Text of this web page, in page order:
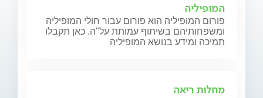
המופיליה
פורום המופיליה הוא פורום עבור חולי המופיליה
ומשפחותיהם בשיתוף עמותת על"ה. כאן תקבלו
תמיכה ומידע בנושא המופיליה
מחלות ריאה